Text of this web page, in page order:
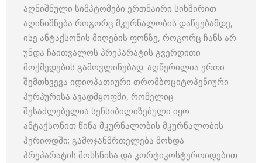
აღნიშნული სიმპტომები ერთნაირი სიხშირით
აღინიშნება როგორც მკურნალობის დაწყებამდე,
ისე ანტაქსონის მიღების ფონზე, როგორც ჩანს არ
უნდა ჩაითვალოს პრეპარატის გვერდითი
მოქმედების გამოვლინებად. აღწერილია ერთი
შემთხვევა იდიოპათიური თრომბოციტოპენიური
პურპურისა ავადმყოფში, რომელიც
შესაძლებელია სენსიბილიზებული იყო
ანტაქსონით წინა მკურნალობის მკურნალობის
პერიოდში; გამოჯანმრთელება მოხდა
პრეპარატის მოხსნისა და კორტიკოსტეროიდებით